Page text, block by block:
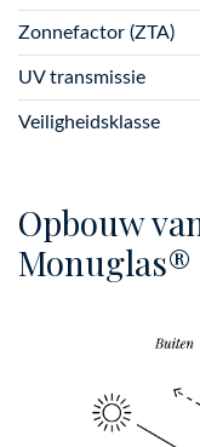
Zonnefactor (ZTA)
UV transmissie
Veiligheidsklasse
Opbouw
Monuglas®